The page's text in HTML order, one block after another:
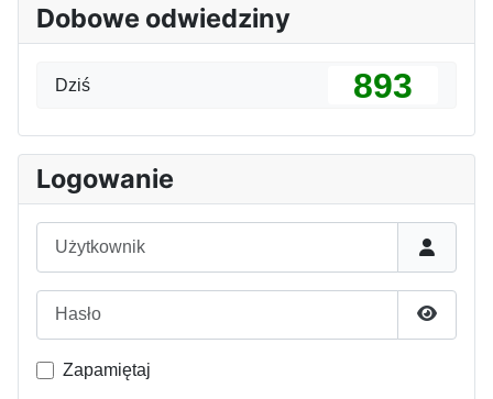
Dobowe odwiedziny
Dziś 893
Logowanie
Pokaż
Zapamiętaj